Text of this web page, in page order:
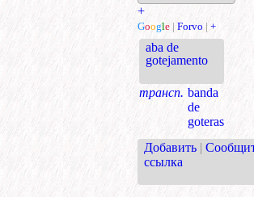
+
Google | Forvo | +
aba de
gotejamento
трансп. banda
de
goteras
Добавить |
ссылка